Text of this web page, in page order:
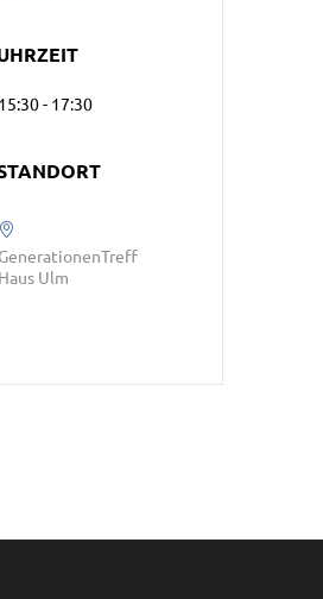
15:30 - 17:30
GenerationenTreff
Haus Ulm